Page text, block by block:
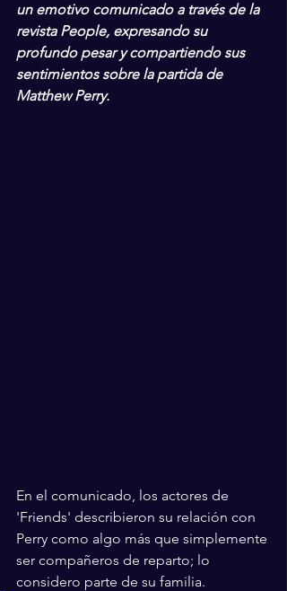
un emotivo comunicado a través de la
revista People, expresando su
profundo pesar y compartiendo sus
sentimientos sobre la partida de
Matthew Perry.
En el comunicado, los actores de
'Friends' describieron su relación con
Perry como algo más que simplemente
ser compañeros de reparto; lo
considero parte de su familia.